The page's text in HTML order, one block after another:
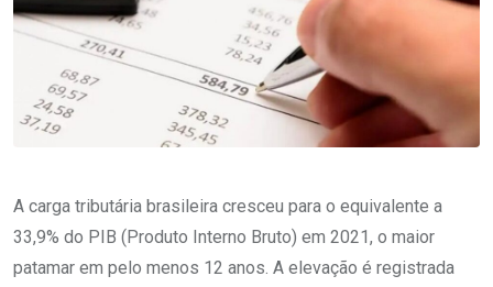
A carga tributária brasileira cresceu para o equivalente a
33,9% do PIB (Produto Interno Bruto) em 2021, o maior
patamar em pelo menos 12 anos. A elevação é registrada